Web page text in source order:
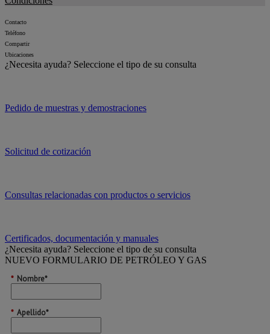
Contacto
Teléfono
Compartir
Ubicaciones
¿Necesita ayuda? Seleccione el tipo de su consulta
Pedido de muestras y demostraciones
Solicitud de cotización
Consultas relacionadas con productos o servicios
Certificados, documentación y manuales
¿Necesita ayuda? Seleccione el tipo de su consulta
NUEVO FORMULARIO DE PETRÓLEO Y GAS
* Nombre*
* Apellido*